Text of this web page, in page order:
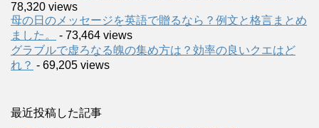
78,320 views
母の日のメッセージを英語で贈るなら？例文と格言まとめ
ました。
- 73,464 views
グラブルで虚ろなる魄の集め方は？効率の良いクエはど
れ？ - 69,205 views
最近投稿した記事